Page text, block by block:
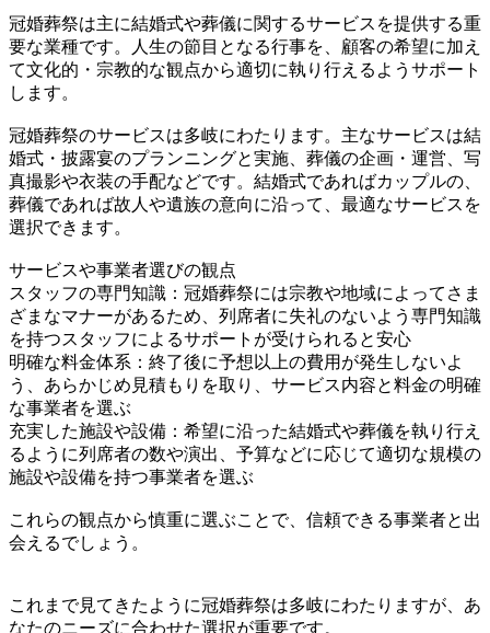
冠婚葬祭は主に結婚式や葬儀に関するサービスを提供する重
要な業種です。人生の節目となる行事を、顧客の希望に加え
て文化的・宗教的な観点から適切に執り行えるようサポート
します。
冠婚葬祭のサービスは多岐にわたります。主なサービスは結
婚式・披露宴のプランニングと実施、葬儀の企画・運営、写
真撮影や衣装の手配などです。結婚式であればカップルの、
葬儀であれば故人や遺族の意向に沿って、最適なサービスを
選択できます。
サービスや事業者選びの観点
スタッフの専門知識：冠婚葬祭には宗教や地域によってさま
ざまなマナーがあるため、列席者に失礼のないよう専門知識
を持つスタッフによるサポートが受けられると安心
明確な料金体系：終了後に予想以上の費用が発生しないよ
う、あらかじめ見積もりを取り、サービス内容と料金の明確
な事業者を選ぶ
充実した施設や設備：希望に沿った結婚式や葬儀を執り行え
るように列席者の数や演出、予算などに応じて適切な規模の
施設や設備を持つ事業者を選ぶ
これらの観点から慎重に選ぶことで、信頼できる事業者と出
会えるでしょう。
これまで見てきたように冠婚葬祭は多岐にわたりますが、あ
なたのニーズに合わせた選択が重要です。